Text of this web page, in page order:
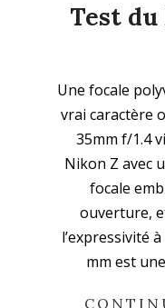
Test du
01-
11
Une focale
vrai caractère
35mm f/1.4
Nikon Z avec
focale
ouverture,
l’expressivité
mm est